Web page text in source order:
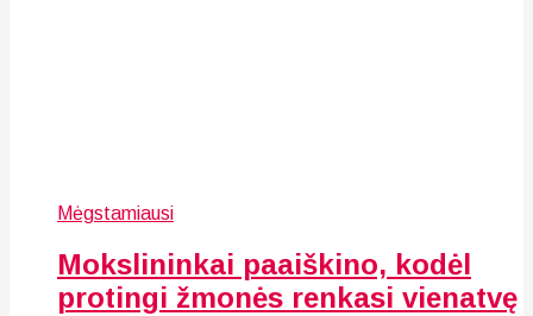
Mėgstamiausi
Mokslininkai paaiškino, kodėl
protingi žmonės renkasi vienatvę